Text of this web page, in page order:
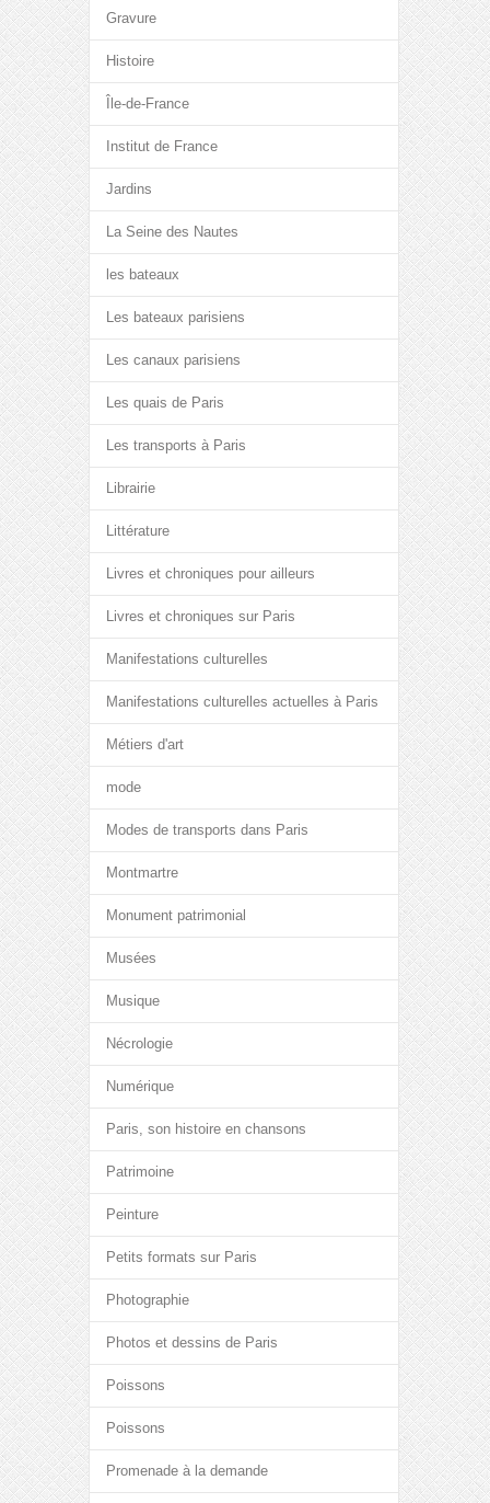
Gravure
Histoire
Île-de-France
Institut de France
Jardins
La Seine des Nautes
les bateaux
Les bateaux parisiens
Les canaux parisiens
Les quais de Paris
Les transports à Paris
Librairie
Littérature
Livres et chroniques pour ailleurs
Livres et chroniques sur Paris
Manifestations culturelles
Manifestations culturelles actuelles à Paris
Métiers d'art
mode
Modes de transports dans Paris
Montmartre
Monument patrimonial
Musées
Musique
Nécrologie
Numérique
Paris, son histoire en chansons
Patrimoine
Peinture
Petits formats sur Paris
Photographie
Photos et dessins de Paris
Poissons
Poissons
Promenade à la demande